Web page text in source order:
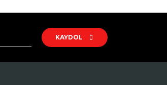
KAYDOL